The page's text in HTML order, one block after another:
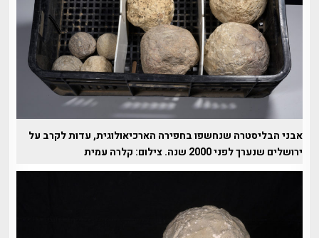
אבני הבליסטרה שנחשפו בחפירה הארכיאולוגית, עדות לקרב על
ירושלים שנערך לפני 2000 שנה. צילום: קלרה עמית